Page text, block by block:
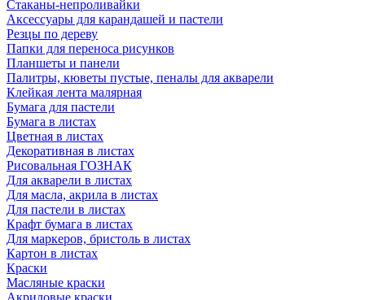
Стаканы-непроливайки
Аксессуары для карандашей и пастели
Резцы по дереву
Папки для переноса рисунков
Планшеты и панели
Палитры, кюветы пустые, пеналы для акварели
Клейкая лента малярная
Бумага для пастели
Бумага в листах
Цветная в листах
Декоративная в листах
Рисовальная ГОЗНАК
Для акварели в листах
Для масла, акрила в листах
Для пастели в листах
Крафт бумага в листах
Для маркеров, бристоль в листах
Картон в листах
Краски
Масляные краски
Акриловые краски